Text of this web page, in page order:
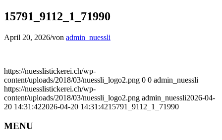
15791_9112_1_71990
April 20, 2026/von admin_nuessli
https://nuesslistickerei.ch/wp-
content/uploads/2018/03/nuessli_logo2.png 0 0 admin_nuessli
https://nuesslistickerei.ch/wp-
content/uploads/2018/03/nuessli_logo2.png admin_nuessli2026-04-
20 14:31:422026-04-20 14:31:4215791_9112_1_71990
MENU